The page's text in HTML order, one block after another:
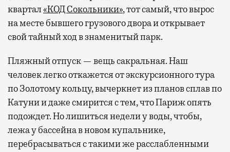
квартал«КОД Сокольники», тот самый, что вырос
на месте бывшего грузового двора и открывает
свой тайный ход в знаменитый парк.
Пляжный отпуск — вещь сакральная. Наш
человек легко откажется от экскурсионного тура
по Золотому кольцу, вычеркнет из планов сплав по
Катуни и даже смирится с тем, что Париж опять
подождет. Но лишиться недели у воды, чтобы,
лежа у бассейна в новом купальнике,
перебрасываться с такими же расслабленными